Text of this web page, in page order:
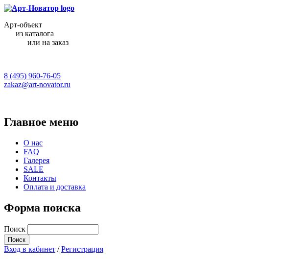
Арт-объект
из каталога
или на заказ
8 (495) 960-76-05
zakaz@art-novator.ru
Главное меню
О нас
FAQ
Галерея
SALE
Контакты
Оплата и доставка
Форма поиска
Поиск
Вход в кабинет /Регистрация